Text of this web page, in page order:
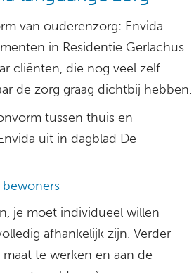
van ouderenzorg: Envida
in Residentie Gerlachus
cliënten, die nog veel zelf
de zorg graag dichtbij hebben.
tussen thuis en
uit in dagblad De
je moet individueel willen
afhankelijk zijn. Verder
te werken en aan de